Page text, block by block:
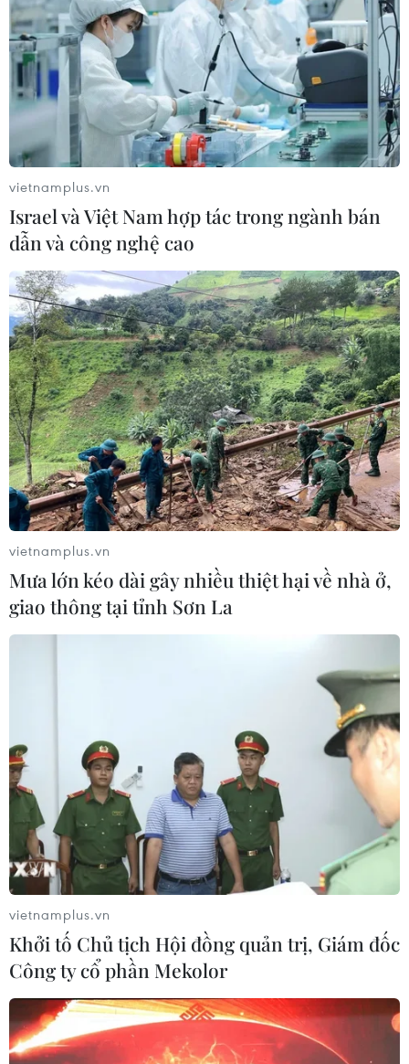
Thanh tra 13 công trình thủy lợi có dấu
hiệu sai phạm tại Bình Thuận
14/06/2021 03:49
Đoàn thanh tra làm rõ việc thực hiện quy định pháp luật
về hoạt động đầu tư xây dựng tại 13 công trình do công
ty TNHH MTV Khai thác công trình thủy lợi Bình Thuận
đã chỉ đạo các nhà thầu thi công.
vietnamplus.vn
Israel và Việt Nam hợp tác trong ngành bán
dẫn và công nghệ cao
vietnamplus.vn
Mưa lớn kéo dài gây nhiều thiệt hại về nhà ở,
giao thông tại tỉnh Sơn La
vietnamplus.vn
Khởi tố Chủ tịch Hội đồng quản trị, Giám đốc
Công ty cổ phần Mekolor